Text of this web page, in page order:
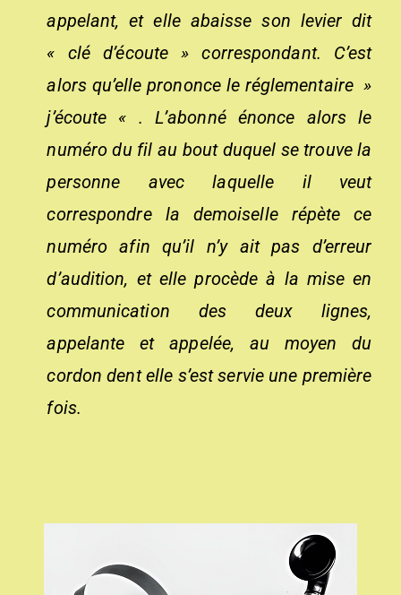
appelant, et elle abaisse son levier dit
« clé d’écoute » correspondant. C’est
alors qu’elle prononce le réglementaire »
j’écoute « . L’abonné énonce alors le
numéro du fil au bout duquel se trouve la
personne avec laquelle il veut
correspondre la demoiselle répète ce
numéro afin qu’il n’y ait pas d’erreur
d’audition, et elle procède à la mise en
communication des deux lignes,
appelante et appelée, au moyen du
cordon dent elle s’est servie une première
fois.